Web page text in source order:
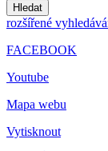
Hledat
rozšířené
FACEBOOK
Youtube
Mapa webu
Vytisknout